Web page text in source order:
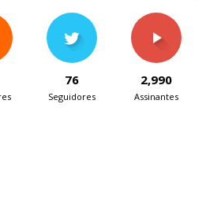
76
Seguidores
2,990
Assinantes